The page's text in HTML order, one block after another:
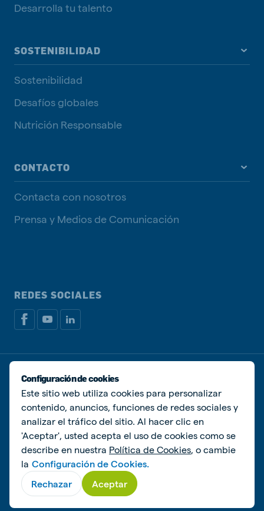
Desarrolla tu talento
SOSTENIBILIDAD
Sostenibilidad
Desafíos globales
Nutrición Responsable
CONTACTO
Contacta con nosotros
Prensa y Medios de Comunicación
REDES SOCIALES
Política de privacidadPolítica de Cookies
Administrar Cookies
© De Heus Animal Nutrition
Configuración de cookies
Este sitio web utiliza cookies para personalizar
contenido, anuncios, funciones de redes sociales y
analizar el tráfico del sitio. Al hacer clic en
'Aceptar', usted acepta el uso de cookies como se
describe en nuestra Política de Cookies, o cambie
la Configuración de Cookies.
Rechazar
Aceptar